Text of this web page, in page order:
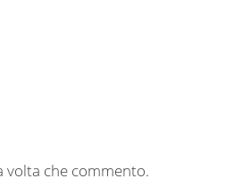
volta che commento.